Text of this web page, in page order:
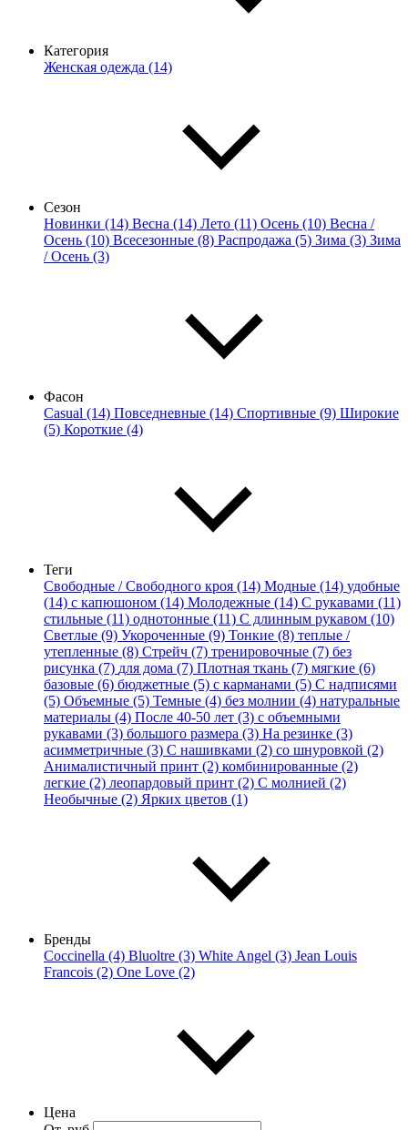
Категория
Женская одежда (14)
Сезон
Новинки (14) Весна (14) Лето (11) Осень (10) Весна /
Осень (10) Всесезонные (8) Распродажа (5) Зима (3) Зима
/ Осень (3)
Фасон
Casual (14) Повседневные (14) Спортивные (9) Широкие
(5) Короткие (4)
Теги
Свободные / Свободного кроя (14) Модные (14) удобные
(14) с капюшоном (14) Молодежные (14) С рукавами (11)
стильные (11) однотонные (11) С длинным рукавом (10)
Светлые (9) Укороченные (9) Тонкие (8) теплые /
утепленные (8) Стрейч (7) тренировочные (7) без
рисунка (7) для дома (7) Плотная ткань (7) мягкие (6)
базовые (6) бюджетные (5) с карманами (5) С надписями
(5) Объемные (5) Темные (4) без молнии (4) натуральные
материалы (4) После 40-50 лет (3) с объемными
рукавами (3) большого размера (3) На резинке (3)
асимметричные (3) С нашивками (2) со шнуровкой (2)
Анималистичный принт (2) комбинированные (2)
легкие (2) леопардовый принт (2) С молнией (2)
Необычные (2) Ярких цветов (1)
Бренды
Coccinella (4) Bluoltre (3) White Angel (3) Jean Louis
Francois (2) One Love (2)
Цена